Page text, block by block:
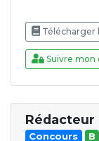
Télécharger
Suivre mon
Rédacteur
Concours B